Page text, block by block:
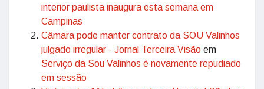
interior paulista inaugura esta semana em
Campinas
Câmara pode manter contrato da SOU Valinhos
julgado irregular - Jornal Terceira Visão em
Serviço da Sou Valinhos é novamente repudiado
em sessão